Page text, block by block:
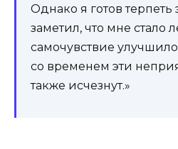
Однако я готов терпеть
заметил, что мне стало
самочувствие
со временем эти
также исчезнут.»